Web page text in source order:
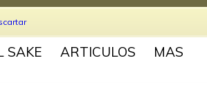
Entrar /
SAKE ARTICULOS MAS